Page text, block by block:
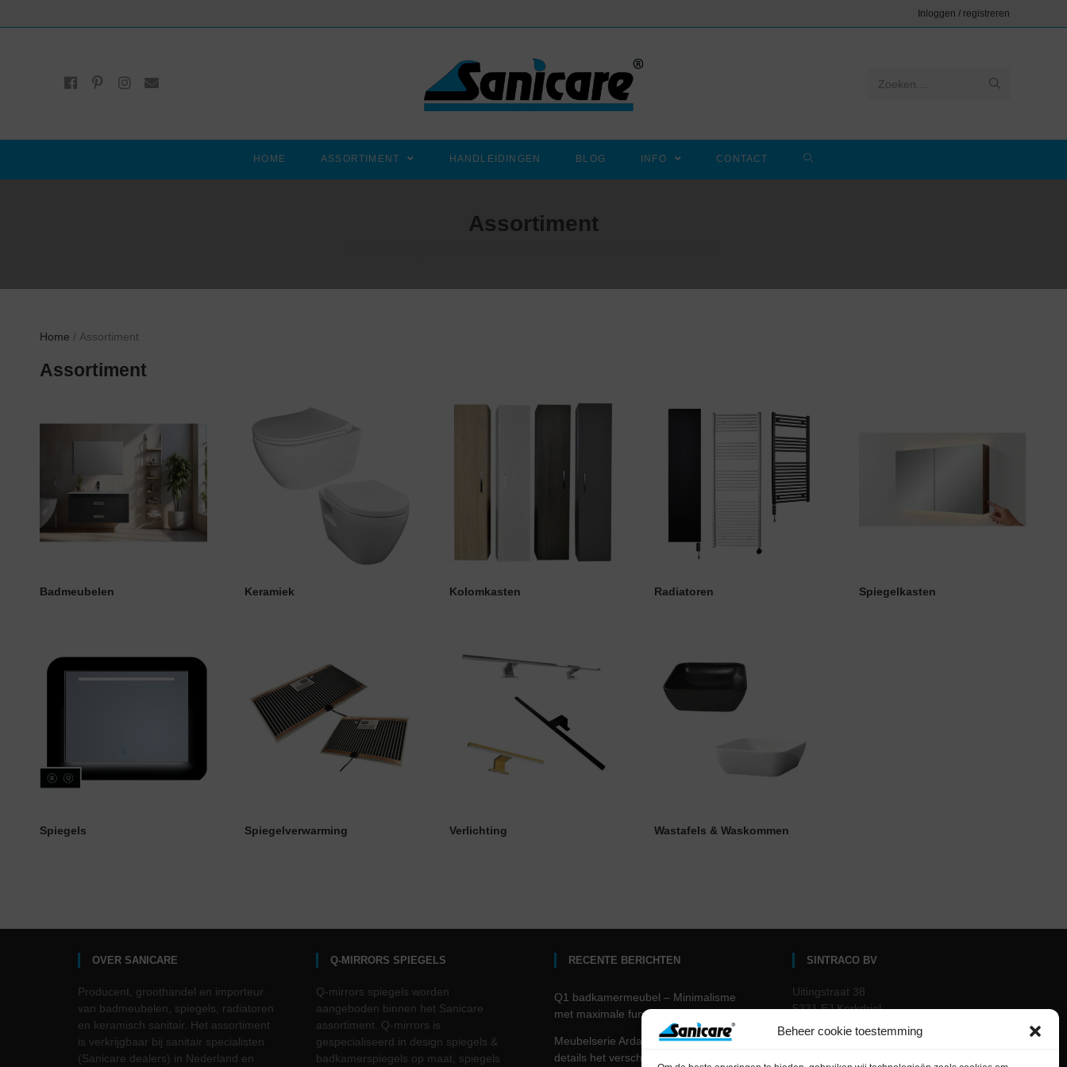
Beheer cookie toestemming
Inloggen / registreren
Zoeken....
HOME ASSORTIMENT HANDLEIDINGEN BLOG INFO CONTACT
Assortiment
Home / Assortiment
Assortiment
Badmeubelen Keramiek Kolomkasten Radiatoren Spiegelkasten
Spiegels Spiegelverwarming Verlichting Wastafels & Waskommen
OVER SANICARE
Producent, groothandel en importeur
van badmeubelen, spiegels, radiatoren
en keramisch sanitair. Het assortiment
is verkrijgbaar bij sanitair specialisten
(Sanicare dealers) in Nederland en
Q-MIRRORS SPIEGELS
Q-mirrors spiegels worden
aangeboden binnen het Sanicare
assortiment. Q-mirrors is
gespecialiseerd in design spiegels &
badkamerspiegels op maat, spiegels
RECENTE BERICHTEN
Q1 badkamermeubel – Minimalisme
met maximale functionaliteit.
Meubelserie Arda – waar slimme
details het verschil maken
SINTRACO BV
Uitingstraat 38
5331 EJ Kerkdriel
The Netherlands